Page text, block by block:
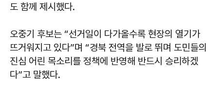
도 함께 제시했다.
오중기 후보는 “선거일이 다가올수록 현장의 열기가
뜨거워지고 있다”며 “경북 전역을 발로 뛰며 도민들의
진심 어린 목소리를 정책에 반영해 반드시 승리하겠
다”고 말했다.